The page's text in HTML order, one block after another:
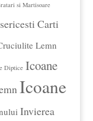
si Martisoare
Carti
Lemn
Diptice Icoane
Icoane
Invierea